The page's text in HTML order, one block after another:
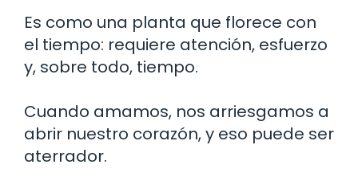
Es como una planta que florece con
el tiempo: requiere atención, esfuerzo
y, sobre todo, tiempo.
Cuando amamos, nos arriesgamos a
abrir nuestro corazón, y eso puede ser
aterrador.